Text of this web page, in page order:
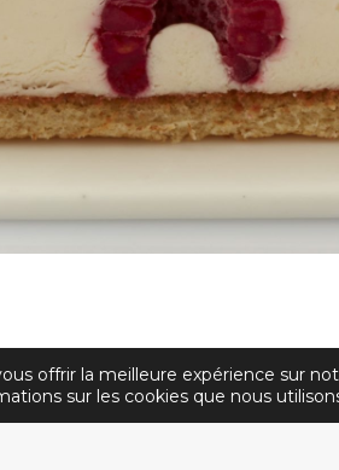
Tous droits réservés |Mentions Légales
offrir la meilleure expérience sur
sur les cookies que nous